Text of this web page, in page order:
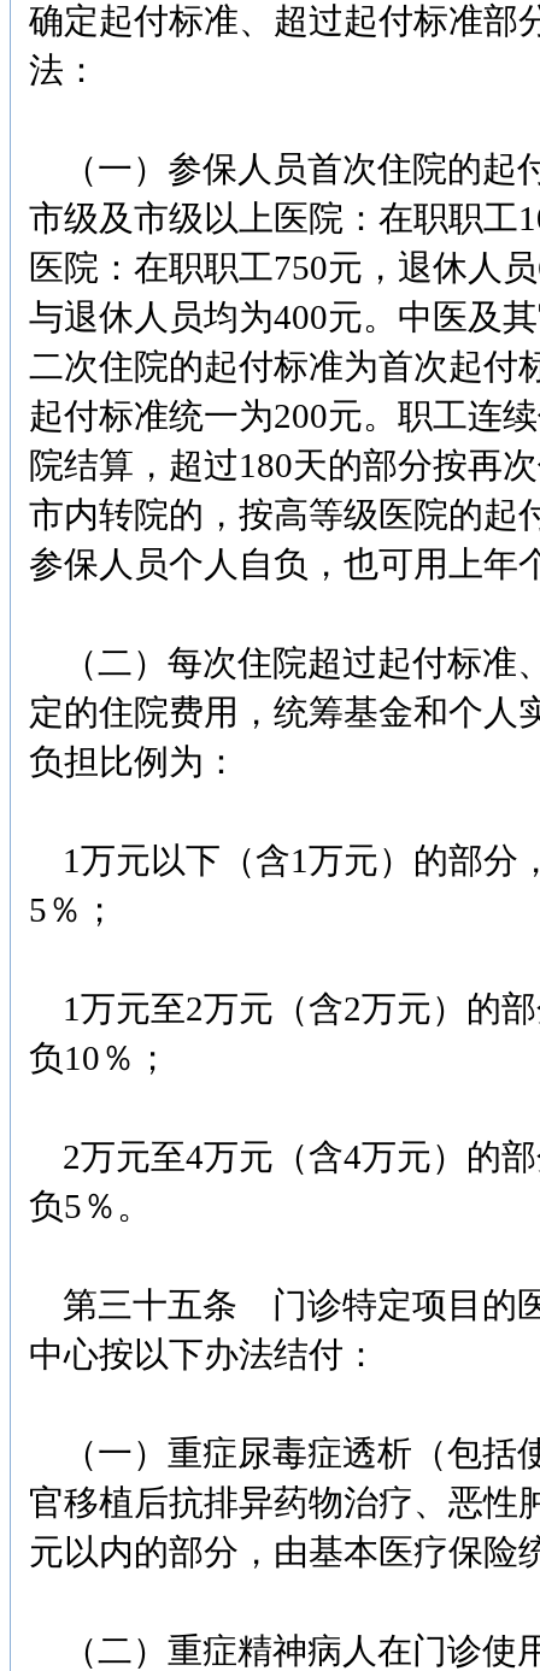
确定起付标准、超过起付标准部
法：
（一）参保人员首次住院的起
市级及市级以上医院：在职职工
医院：在职职工750元，退休人
与退休人员均为400元。中医及
二次住院的起付标准为首次起付
起付标准统一为200元。职工连
院结算，超过180天的部分按再
市内转院的，按高等级医院的起
参保人员个人自负，也可用上年
（二）每次住院超过起付标准
定的住院费用，统筹基金和个人
负担比例为：
1万元以下（含1万元）的部分
5％；
1万元至2万元（含2万元）的
负10％；
2万元至4万元（含4万元）的
负5％。
第三十五条 门诊特定项目的
中心按以下办法结付：
（一）重症尿毒症透析（包括
官移植后抗排异药物治疗、恶性
元以内的部分，由基本医疗保险
（二）重症精神病人在门诊使